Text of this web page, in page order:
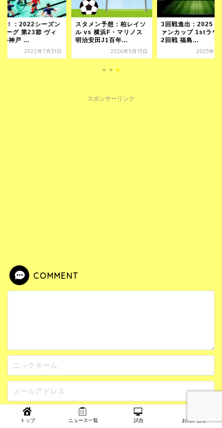
！：2022シーズン
ーグ 第23節 ヴィ
ル神戸 ...
2022年7月31日
スタメン予想：柏レイソ
ル vs 横浜F・マリノス
明治安田J1百年...
2026年5月15日
3回戦進出：2025
ァンカップ 1stラウ
2回戦 福島...
2025年4
スポンサーリンク
COMMENT
次回のコメントで使用するためブラウザーに自分の名
前、メールアドレス、サイトを保存する。
トップ ニュース一覧 試合 お問い合せ